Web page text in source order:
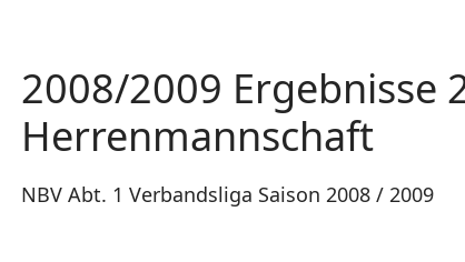
2008/2009 Ergebnisse
Herrenmannschaft
NBV Abt. 1 Verbandsliga Saison 2008 / 2009